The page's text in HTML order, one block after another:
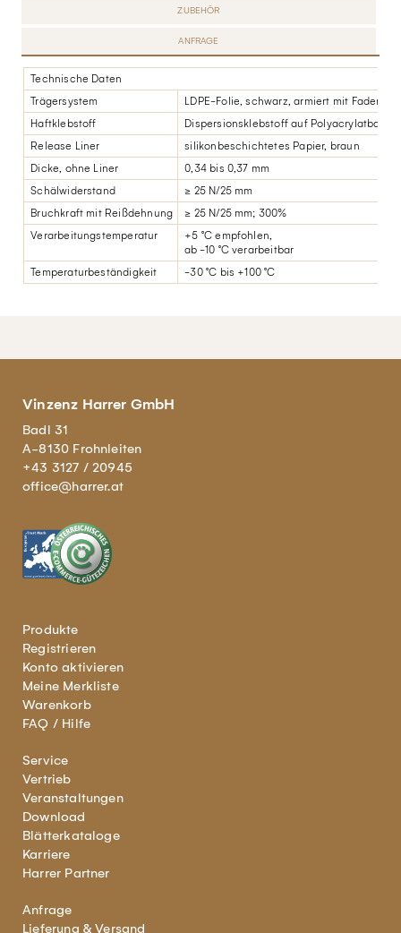
ZUBEHÖR
ANFRAGE
Technische Daten
Trägersystem
LDPE-Folie, schwarz, armiert mit
Haftklebstoff
Dispersionsklebstoff auf Polyacrylatbasis
Release Liner
silikonbeschichtetes Papier, braun
Dicke, ohne Liner
0,34 bis 0,37 mm
Schälwiderstand
≥ 25 N/25 mm
Bruchkraft mit Reißdehnung
≥ 25 N/25 mm; 300%
Verarbeitungstemperatur
+5 °C empfohlen,
ab -10 °C verarbeitbar
Temperaturbeständigkeit
-30 °C bis +100 °C
Vinzenz Harrer GmbH
Badl 31
A-8130 Frohnleiten
+43 3127 / 20945
office@harrer.at
Produkte
Registrieren
Konto aktivieren
Meine Merkliste
Warenkorb
FAQ / Hilfe
Service
Vertrieb
Veranstaltungen
Download
Blätterkataloge
Karriere
Harrer Partner
Anfrage
Lieferung & Versand